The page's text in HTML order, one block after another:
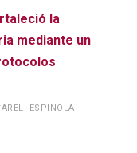
la
mediante un
ARELI ESPINOLA